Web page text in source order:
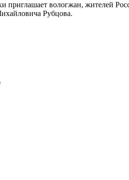
вологжан, жителей
Рубцова.